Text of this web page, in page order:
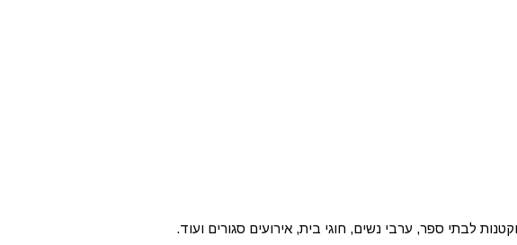
לבתי ספר, ערבי נשים, חוגי בית, אירועים סגורים ועוד.